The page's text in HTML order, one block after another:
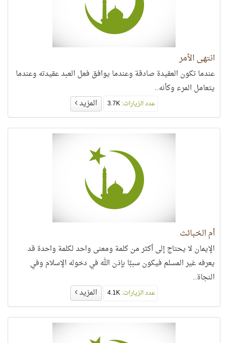
انتهى الأمر
عندما تكون العقيدة صادقة وعندما يوافق فعل العبد عقيدته وعندما
يتعامل المرء وكأنه..
عدد الزيارات: المزيد
أم الخبائث
الإيمان لا يحتاج إلى أكثر من كلمة ومعنى واحد لكلمة واحدة قد
يعرفه غير المسلم فيكون سببًا بإذن الله في دخوله الإسلام وفي
النجاة..
عدد الزيارات: المزيد